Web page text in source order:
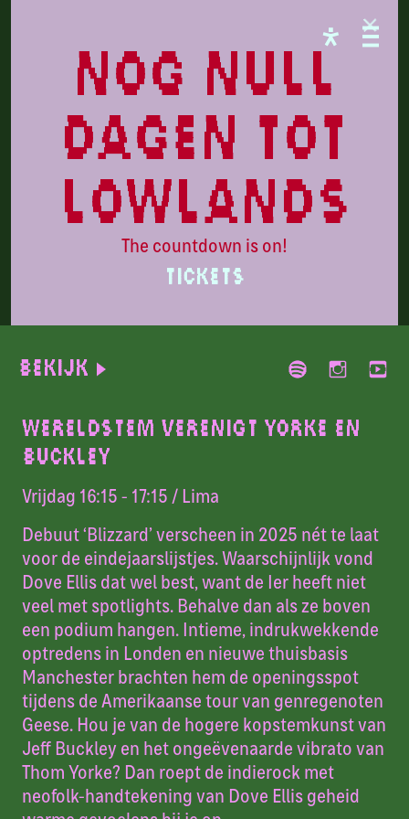
nog null
dagen tot
lowlands
The countdown is on!
TICKETS
Dove Ellis
Bekijk
WERELDSTEM VERENIGT YORKE EN
BUCKLEY
Vrijdag 16:15 - 17:15 / Lima
Debuut ‘Blizzard’ verscheen in 2025 nét te laat
voor de eindejaarslijstjes. Waarschijnlijk vond
Dove Ellis dat wel best, want de Ier heeft niet
veel met spotlights. Behalve dan als ze boven
een podium hangen. Intieme, indrukwekkende
optredens in Londen en nieuwe thuisbasis
Manchester brachten hem de openingsspot
tijdens de Amerikaanse tour van genregenoten
Geese. Hou je van de hogere kopstemkunst van
Jeff Buckley en het ongeëvenaarde vibrato van
Thom Yorke? Dan roept de indierock met
neofolk-handtekening van Dove Ellis geheid